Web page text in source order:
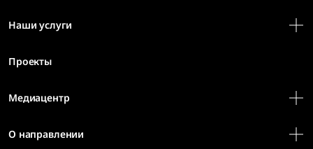
Наши услуги
Проекты
Медиацентр
О направлении